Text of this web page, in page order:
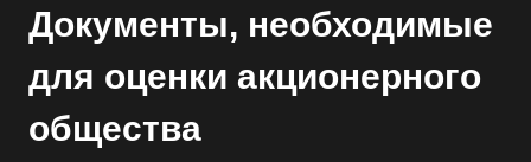
Документы, необходимые
для оценки акционерного
общества
Бахчисарай
Белгород
Белебей